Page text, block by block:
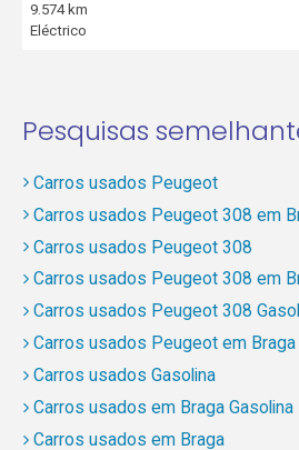
9.574 km
Eléctrico
Pesquisas
Carros usados Peugeot
Carros usados Peugeot 308 em
Carros usados Peugeot 308
Carros usados Peugeot 308 em
Carros usados Peugeot 308
Carros usados Peugeot em Braga
Carros usados Gasolina
Carros usados em Braga Gasolina
Carros usados em Braga